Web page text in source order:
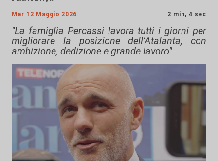
Mar 12 Maggio 2026 2 min, 4 sec
"La famiglia Percassi lavora tutti i giorni per
migliorare la posizione dell’Atalanta, con
ambizione, dedizione e grande lavoro"